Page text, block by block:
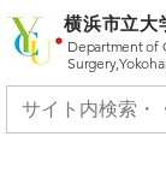
横浜市立大
Department of
Surgery,